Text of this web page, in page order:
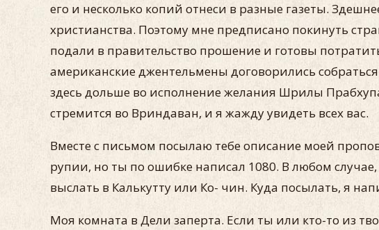
его и несколько копий отнеси в разные газе­ты.
христианства. Поэтому мне предписано покинуть
подали в правительство прошение и готовы
американские джентельмены договорились
здесь дольше во исполнение желания Шрилы
стремится во Вриндаван, и я жажду увидеть всех вас.
Вместе с письмом посылаю тебе описание моей
рупии, но ты по ошибке написал 1080. В любом
выслать в Калькутту или Ко- чин. Куда посылать, я
Моя комната в Дели заперта. Если ты или кто-то из